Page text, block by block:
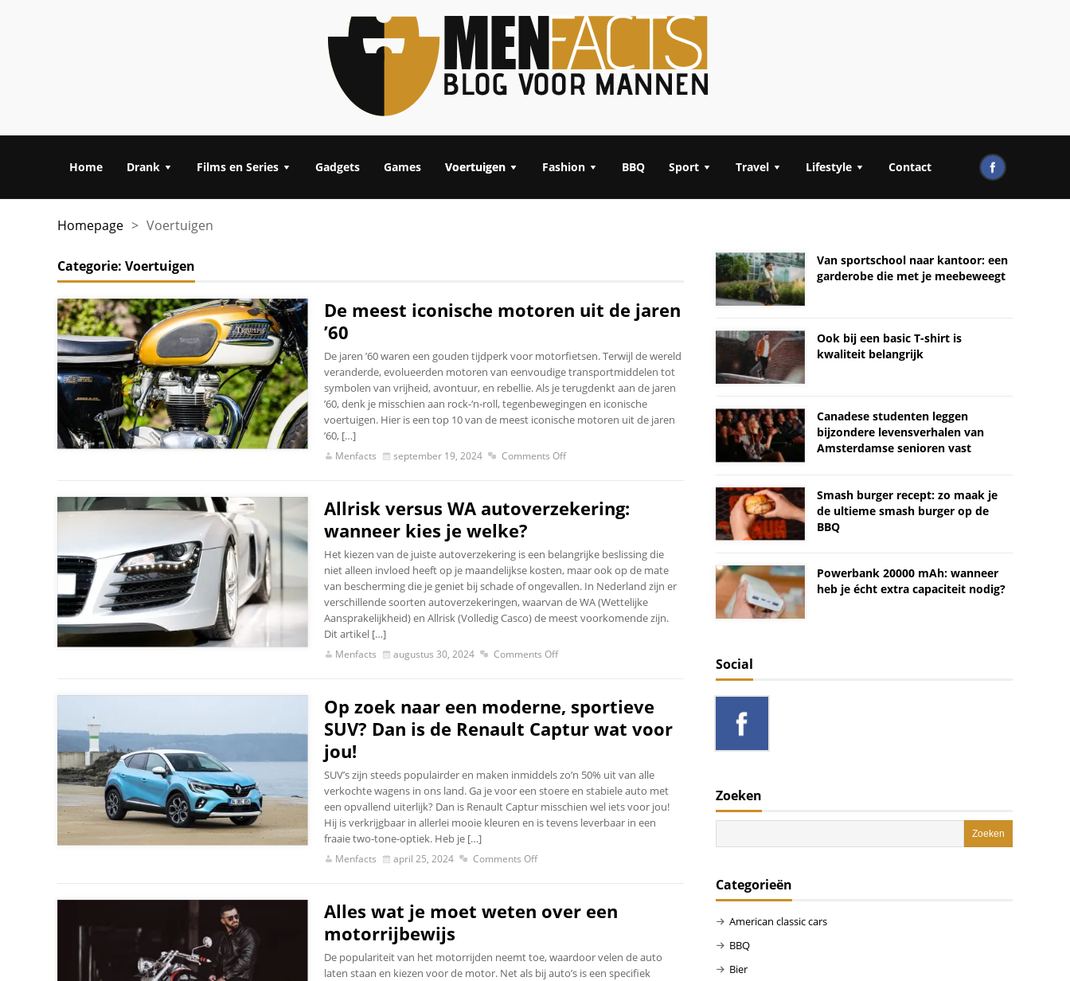
Home Drank Films en Series Gadgets Games Voertuigen Fashion BBQ Sport Travel Lifestyle Contact
Homepage > Voertuigen
Categorie: Voertuigen
De meest iconische motoren uit de jaren
’60
De jaren ’60 waren een gouden tijdperk voor motorfietsen. Terwijl de wereld
veranderde, evolueerden motoren van eenvoudige transportmiddelen tot
symbolen van vrijheid, avontuur, en rebellie. Als je terugdenkt aan de jaren
’60, denk je misschien aan rock-‘n-roll, tegenbewegingen en iconische
voertuigen. Hier is een top 10 van de meest iconische motoren uit de jaren
’60, […]
Menfacts september 19, 2024 Comments Off
Allrisk versus WA autoverzekering:
wanneer kies je welke?
Het kiezen van de juiste autoverzekering is een belangrijke beslissing die
niet alleen invloed heeft op je maandelijkse kosten, maar ook op de mate
van bescherming die je geniet bij schade of ongevallen. In Nederland zijn er
verschillende soorten autoverzekeringen, waarvan de WA (Wettelijke
Aansprakelijkheid) en Allrisk (Volledig Casco) de meest voorkomende zijn.
Dit artikel […]
Menfacts augustus 30, 2024 Comments Off
Op zoek naar een moderne, sportieve
SUV? Dan is de Renault Captur wat voor
jou!
SUV’s zijn steeds populairder en maken inmiddels zo’n 50% uit van alle
verkochte wagens in ons land. Ga je voor een stoere en stabiele auto met
een opvallend uiterlijk? Dan is Renault Captur misschien wel iets voor jou!
Hij is verkrijgbaar in allerlei mooie kleuren en is tevens leverbaar in een
fraaie two-tone-optiek. Heb je […]
Menfacts april 25, 2024 Comments Off
Alles wat je moet weten over een
motorrijbewijs
De populariteit van het motorrijden neemt toe, waardoor velen de auto
laten staan en kiezen voor de motor. Net als bij auto’s is een specifiek
Van sportschool naar kantoor: een
garderobe die met je meebeweegt
Ook bij een basic T-shirt is
kwaliteit belangrijk
Canadese studenten leggen
bijzondere levensverhalen van
Amsterdamse senioren vast
Smash burger recept: zo maak je
de ultieme smash burger op de
BBQ
Powerbank 20000 mAh: wanneer
heb je écht extra capaciteit nodig?
Social
Zoeken
Categorieën
American classic cars
BBQ
Bier